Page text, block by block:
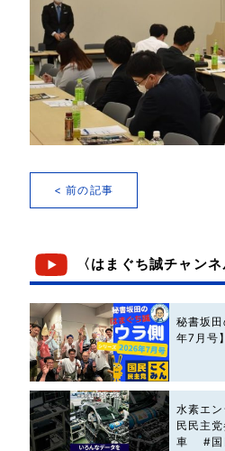
< 前の記事
〈はまぐち誠チャン
秘書坂
年7月号】
水素エ
民民主
車 #国